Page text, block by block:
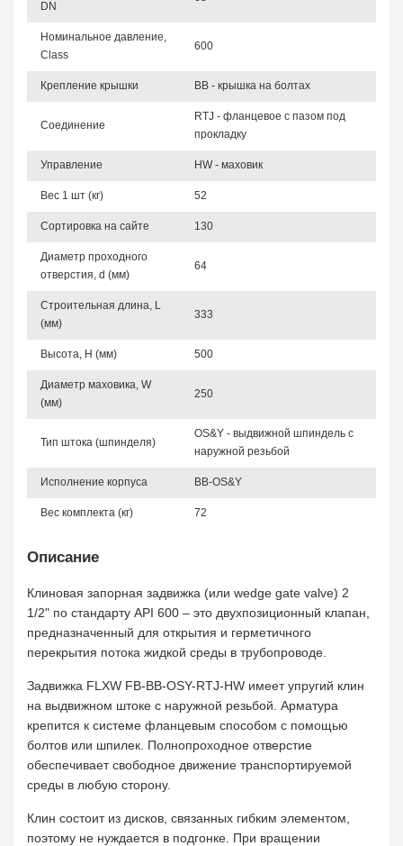
DN
Номинальное давление,
Class
600
Крепление крышки BB - крышка на болтах
Соединение
RTJ - фланцевое с пазом под
прокладку
Управление HW - маховик
Вес 1 шт (кг) 52
Сортировка на сайте 130
Диаметр проходного
отверстия, d (мм)
64
Строительная длина, L
(мм)
333
Высота, Н (мм) 500
Диаметр маховика, W
(мм)
250
Тип штока (шпинделя)
OS&Y - выдвижной шпиндель с
наружной резьбой
Исполнение корпуса BB-OS&Y
Вес комплекта (кг) 72
Описание
Клиновая запорная задвижка (или wedge gate valve) 2
1/2" по стандарту API 600 – это двухпозиционный клапан,
предназначенный для открытия и герметичного
перекрытия потока жидкой среды в трубопроводе.
Задвижка FLXW FB-BB-OSY-RTJ-HW имеет упругий клин
на выдвижном штоке с наружной резьбой. Арматура
крепится к системе фланцевым способом с помощью
болтов или шпилек. Полнопроходное отверстие
обеспечивает свободное движение транспортируемой
среды в любую сторону.
Клин состоит из дисков, связанных гибким элементом,
поэтому не нуждается в подгонке. При вращении